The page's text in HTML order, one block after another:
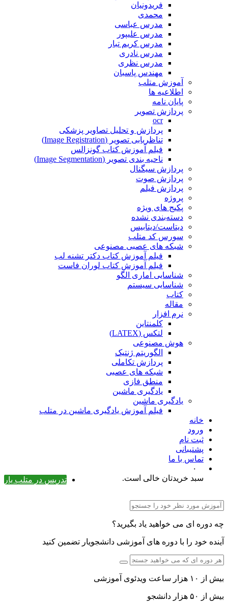
فریدونیان
محمدی
مدرس عباسی
مدرس علیپور
مدرس کریم تبار
مدرس نادری
مدرس نظری
مهندس پاسبان
آموزش متلب
اطلاعیه ها
پایان نامه
پردازش تصویر
ocr
پردازش و تحلیل تصاویر پزشکی
تناظریابی تصویر (Image Registration)
فیلم آموزش کتاب گونزالس
ناحیه بندی تصویر (Image Segmentation)
پردازش سیگنال
پردازش صوت
پردازش فیلم
پروژه
پکیج های ویژه
دسته‌بندی نشده
دیتاست/دیتابیس
سورس کد متلب
شبکه های عصبی مصنوعی
فیلم آموزش کتاب دکتر تشنه لب
فیلم آموزش کتاب لوران فاست
شناسایی اماری الگو
شناسایی سیستم
کتاب
مقاله
نرم افزار
کلمنتاین
لتکس (LATEX)
هوش مصنوعی
الگوریتم ژنتیک
پردازش تکاملی
شبکه های عصبی
منطق فازی
یادگیری ماشین
یادگیری ماشین
فیلم آموزش یادگیری ماشین در متلب
خانه
ورود
ثبت نام
پشتیبانی
تماس با ما
۰
تدریس در متلب یار
سبد خریدتان خالی است.
چه دوره ای می خواهید یاد بگیرید؟
آینده خود را با دوره های آموزشی دانشجویار تضمین کنید
بیش از ۱۰ هزار ساعت ویدئوی آموزشی
بیش از ۵۰ هزار دانشجو